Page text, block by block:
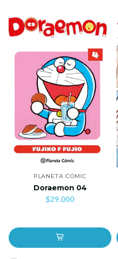
PLANETA COMIC
Doraemon 04
$29.000